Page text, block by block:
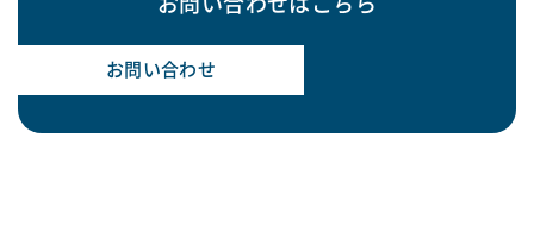
お問い合わせ